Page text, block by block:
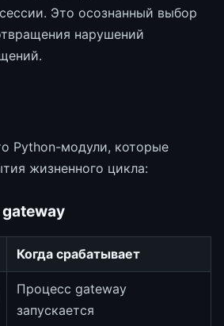
Это осознанный выбор
нарушений
Python-модули, которые
жизненного цикла:
Когда срабатывает
Процесс gateway
запускается